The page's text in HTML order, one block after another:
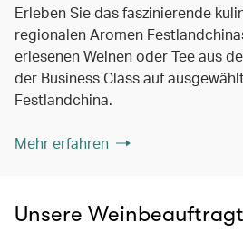
Erleben Sie das faszinierende
regionalen Aromen
erlesenen Weinen oder Tee aus
der Business Class auf
Festlandchina.
Mehr erfahren
Unsere